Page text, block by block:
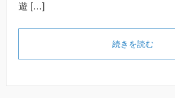
遊 […]
続きを読む